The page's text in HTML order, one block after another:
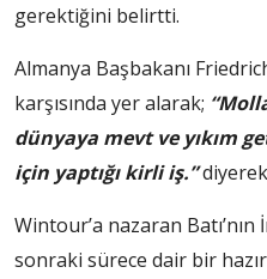
gerektiğini belirtti.
Almanya Başbakanı
karşısında yer alarak;
dünyaya mevt ve yıkım
için yaptığı kirli iş.”diyerek
Wintour’a nazaran
sonraki sürece dair bir